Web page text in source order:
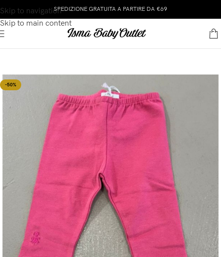
Skip to navigation
Skip to main content
SPEDIZIONE GRATUITA A PARTIRE DA €69
-50%